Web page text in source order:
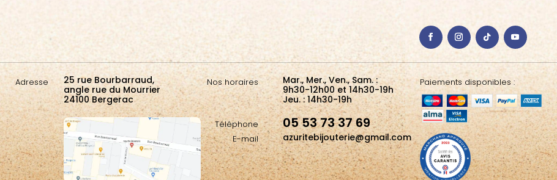
Adresse
25 rue Bourbarraud,
angle rue du Mourrier
24100 Bergerac
Nos horaires
Téléphone
E-mail
Mar., Mer., Ven., Sam. :
9h30-12h00 et 14h30-19h
Jeu. : 14h30-19h
05 53 73 37 69
azuritebijouterie@gmail.com
Paiements disponibles :